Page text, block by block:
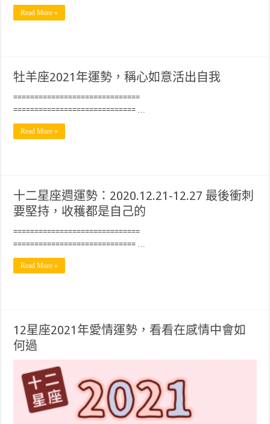
Read More »
牡羊座2021年運勢，稱心如意活出自我
==============================
============================= …
Read More »
十二星座週運勢：2020.12.21-12.27 最後衝刺
要堅持，收穫都是自己的
==============================
============================= …
Read More »
12星座2021年愛情運勢，看看在感情中會如
何過